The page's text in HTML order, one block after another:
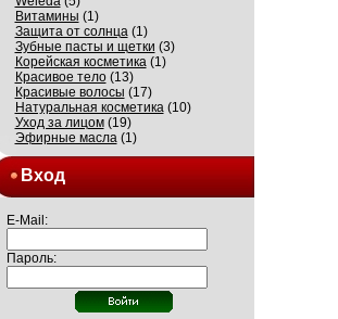
Витамины (1)
Защита от солнца(1)
Зубные пасты и щетки (3)
Корейская косметика(1)
Красивое тело(13)
Красивые волосы (17)
Натуральная косметика(10)
Уход за лицом(19)
Эфирные масла(1)
Вход
E-Mail:
Пароль: